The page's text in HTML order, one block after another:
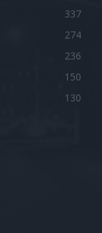
337
274
236
150
130